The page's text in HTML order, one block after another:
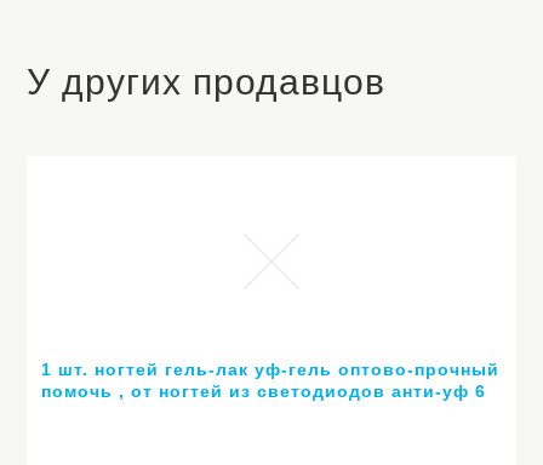
У других продавцов
1 шт. ногтей гель-лак уф-гель оптово-прочный
помочь , от ногтей из светодиодов анти-уф 6